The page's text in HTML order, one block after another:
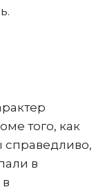
того, как
справедливо,
в